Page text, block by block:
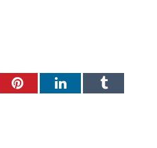
PinterestLinkedInTumblr